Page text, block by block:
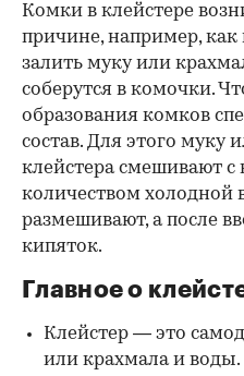
Комки в клейстере
причине, например,
залить муку или
соберутся в комочки.
образования комков
состав. Для этого муку
клейстера смешивают
количеством холодной
размешивают, а после
кипяток.
Главное о
Клейстер — это
или крахмала и воды.